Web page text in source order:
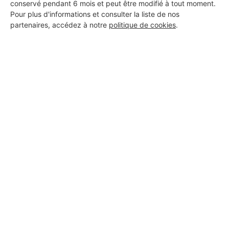
conservé pendant 6 mois et peut être modifié à tout moment.
Pour plus d'informations et consulter la liste de nos
partenaires, accédez à notre politique de cookies.